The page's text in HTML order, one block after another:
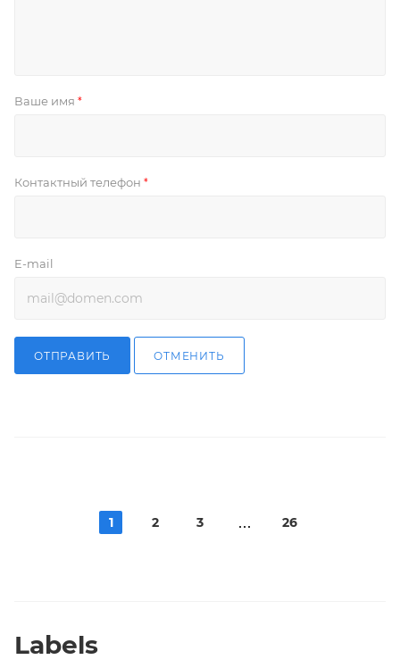
Ваше имя *
Контактный телефон *
E-mail
ОТПРАВИТЬ ОТМЕНИТЬ
1 2 3 26
Labels